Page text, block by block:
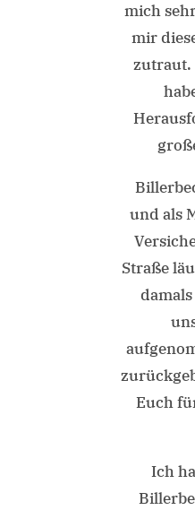
mich
mir
zutraut.
und als
Straße
Euch
Ich